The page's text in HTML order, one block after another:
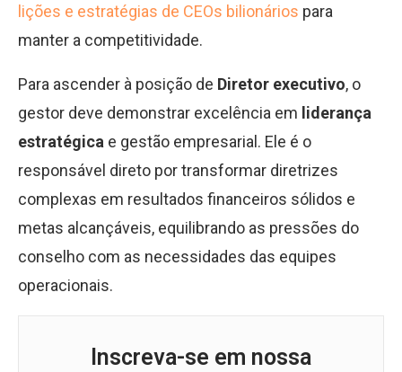
lições e estratégias de CEOs bilionários para
manter a competitividade.
Para ascender à posição de Diretor executivo, o
gestor deve demonstrar excelência em liderança
estratégica e gestão empresarial. Ele é o
responsável direto por transformar diretrizes
complexas em resultados financeiros sólidos e
metas alcançáveis, equilibrando as pressões do
conselho com as necessidades das equipes
operacionais.
Inscreva-se em nossa